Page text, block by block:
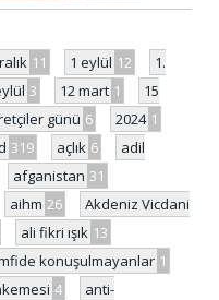
11 1 eylül 12
1.
3 12 mart 1
15
günü 6 2024 1
319 açlık 6
adil
afganistan 31
aihm 26
Akdeniz Vicdani
ali fikri ışık 13
konuşulmayanlar 1
4
anti-